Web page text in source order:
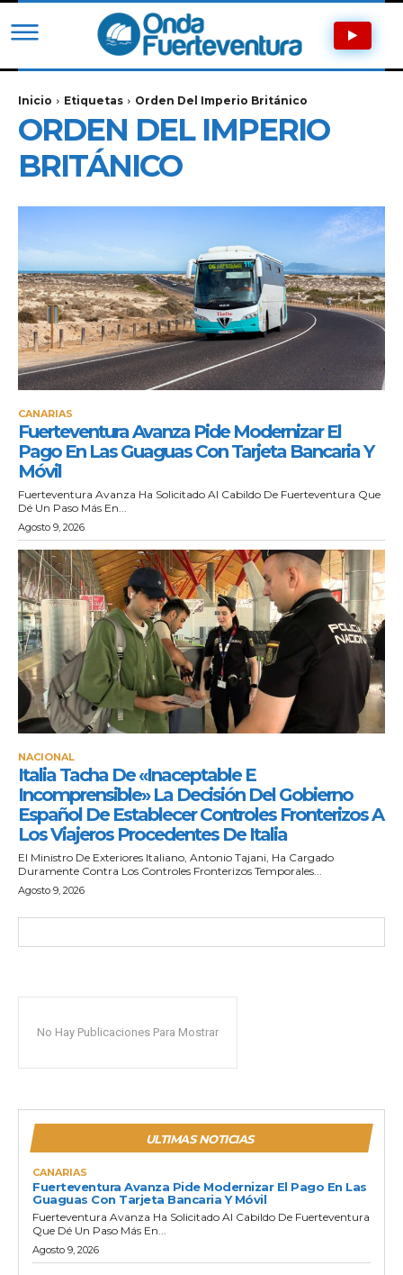
Inicio Etiquetas Orden Del Imperio Británico
ORDEN DEL IMPERIO
BRITÁNICO
CANARIAS
Fuerteventura Avanza Pide Modernizar El
Pago En Las Guaguas Con Tarjeta Bancaria Y
Móvil
Fuerteventura Avanza Ha Solicitado Al Cabildo De Fuerteventura Que
Dé Un Paso Más En...
Agosto 9, 2026
NACIONAL
Italia Tacha De «inaceptable E
Incomprensible» La Decisión Del Gobierno
Español De Establecer Controles Fronterizos A
Los Viajeros Procedentes De Italia
El Ministro De Exteriores Italiano, Antonio Tajani, Ha Cargado
Duramente Contra Los Controles Fronterizos Temporales...
Agosto 9, 2026
No Hay Publicaciones Para Mostrar
ULTIMAS NOTICIAS
CANARIAS
Fuerteventura Avanza Pide Modernizar El Pago En Las
Guaguas Con Tarjeta Bancaria Y Móvil
Fuerteventura Avanza Ha Solicitado Al Cabildo De Fuerteventura
Que Dé Un Paso Más En...
Agosto 9, 2026